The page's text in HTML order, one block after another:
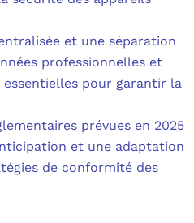
et une séparation
professionnelles et
pour garantir la
prévues en 2025
et une adaptation
de conformité des